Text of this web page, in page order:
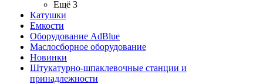
Ещё 3
Катушки
Емкости
Оборудование AdBlue
Маслосборное оборудование
Новинки
Штукатурно-шпаклевочные станции и
принадлежности